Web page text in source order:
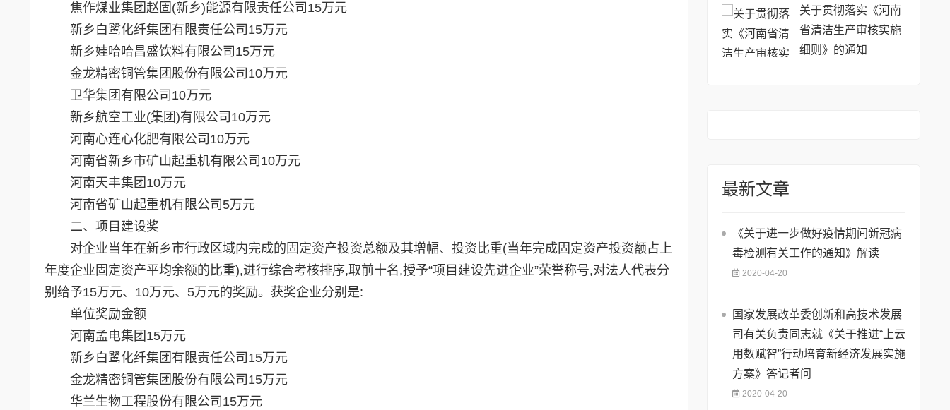
焦作煤业集团赵固(新乡)能源有限责任公司15万元
新乡白鹭化纤集团有限责任公司15万元
新乡娃哈哈昌盛饮料有限公司15万元
金龙精密铜管集团股份有限公司10万元
卫华集团有限公司10万元
新乡航空工业(集团)有限公司10万元
河南心连心化肥有限公司10万元
河南省新乡市矿山起重机有限公司10万元
河南天丰集团10万元
河南省矿山起重机有限公司5万元
二、项目建设奖
对企业当年在新乡市行政区域内完成的固定资产投资总额及其增幅、投资比重(当年完成固定资产投资额占上
年度企业固定资产平均余额的比重),进行综合考核排序,取前十名,授予“项目建设先进企业”荣誉称号,对法人代表分
别给予15万元、10万元、5万元的奖励。获奖企业分别是:
单位奖励金额
河南孟电集团15万元
新乡白鹭化纤集团有限责任公司15万元
金龙精密铜管集团股份有限公司15万元
华兰生物工程股份有限公司15万元
关于贯彻落实《河南
省清洁生产审核实施
细则》的通知
最新文章
《关于进一步做好疫情期间新冠病
毒检测有关工作的通知》解读
2020-04-20
国家发展改革委创新和高技术发展
司有关负责同志就《关于推进“上云
用数赋智”行动培育新经济发展实施
方案》答记者问
2020-04-20